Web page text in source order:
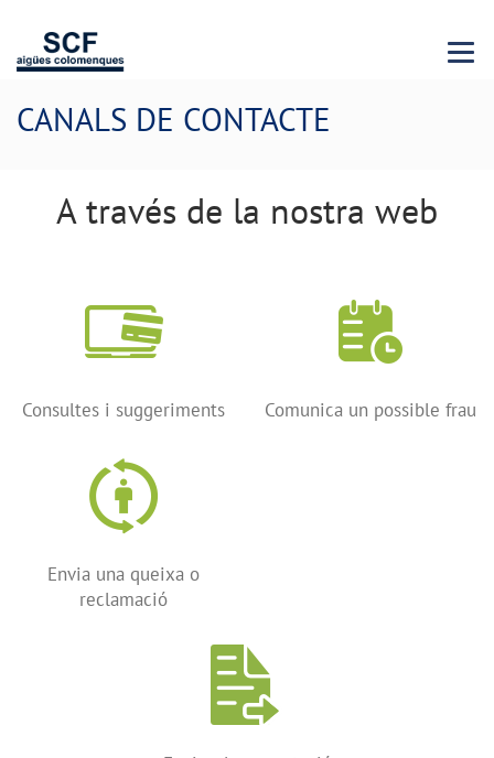
Menu
CANALS DE CONTACTE
A través de la nostra web
Consultes i suggeriments Comunica un possible frau
Envia una queixa o
reclamació